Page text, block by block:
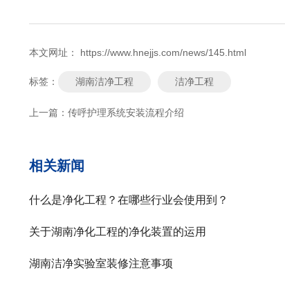
本文网址： https://www.hnejjs.com/news/145.html
标签： 湖南洁净工程 洁净工程
上一篇： 传呼护理系统安装流程介绍
相关新闻
什么是净化工程？在哪些行业会使用到？
关于湖南净化工程的净化装置的运用
湖南洁净实验室装修注意事项